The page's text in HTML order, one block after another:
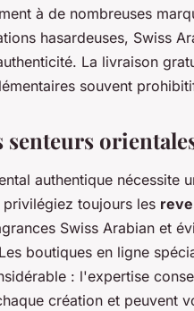
à de nombreuses
hasardeuses, Swiss
La livraison
souvent
senteurs
authentique nécessite
toujours les
Swiss Arabian et
boutiques en ligne
: l'expertise
création et peuvent